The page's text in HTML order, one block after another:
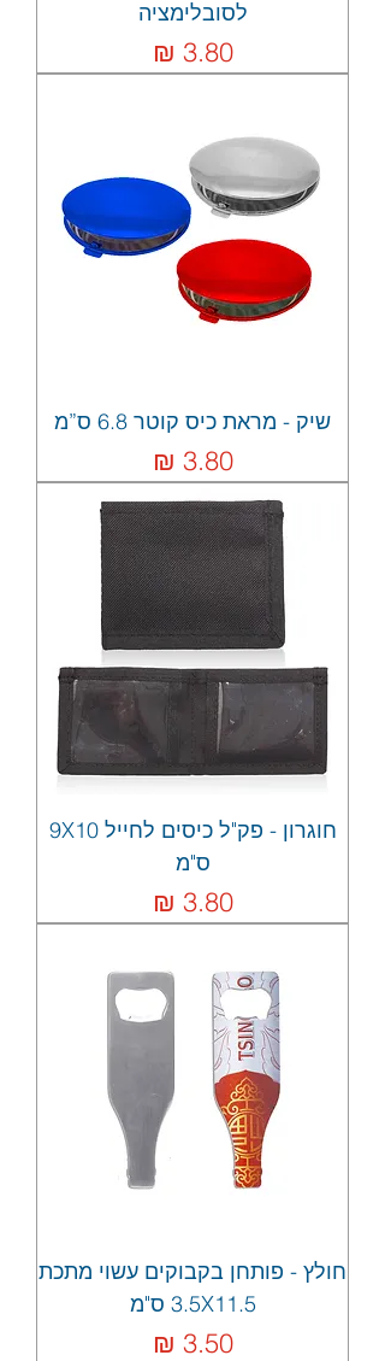
לסובלימציה
מחיר‏3.80 ‏₪
שיק - מראת כיס קוטר 6.8 ס”מ
מחיר‏3.80 ‏₪
חוגרון - פק"ל כיסים לחייל 9X10
ס"מ
מחיר‏3.80 ‏₪
חולץ - פותחן בקבוקים עשוי מתכת
3.5X11.5 ס"מ
מחיר‏3.50 ‏₪